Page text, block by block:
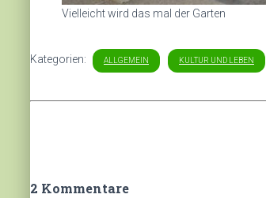
Vielleicht wird das mal der Garten
Kategorien: ALLGEMEIN KULTUR UND LEBEN
2 Kommentare